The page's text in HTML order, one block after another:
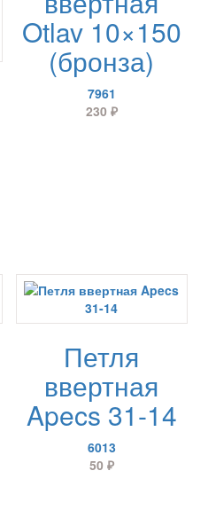
Otlav 10×150
(бронза)
7961
230 ₽
Петля
ввертная
Apecs 31-14
6013
50 ₽